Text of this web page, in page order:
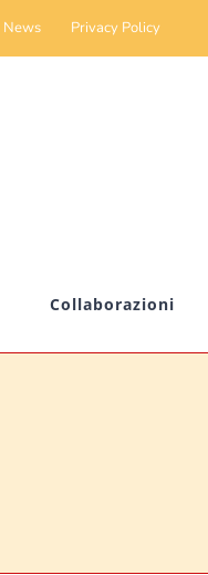
News Privacy Policy
Collaborazioni